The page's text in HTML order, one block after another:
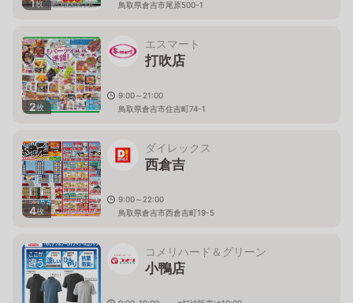
1枚
鳥取県倉吉市尾原500-1
2枚
エスマート
打吹店
9:00～21:00
鳥取県倉吉市住吉町74-1
4枚
ダイレックス
西倉吉
9:00～22:00
鳥取県倉吉市西倉吉町19-5
コメリハード＆グリーン
小鴨店